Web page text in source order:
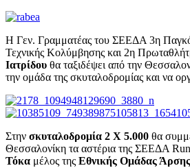
Η Γεν. Γραμματέας του ΣΕΕΔΑ 3η
Τεχνικής Κολύμβησης και 2η
Ιατρίδου θα ταξιδέψει από την
την ομάδα της σκυταλοδρομίας και να
Στην σκυταλοδρομία 2 Χ 5.000 θα
Θεσσαλονίκη τα αστέρια της ΣΕΕΔΑ
Τόκα μέλος της Εθνικής Ομάδας